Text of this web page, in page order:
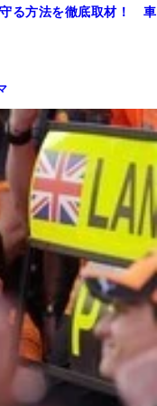
る方法を徹底取材！ 車